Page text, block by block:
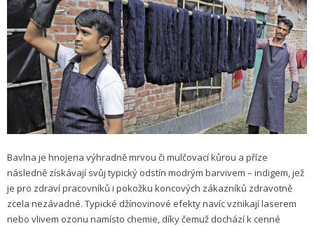
Bavlna je hnojena výhradně mrvou či mulčovací kůrou a příze
následně získávají svůj typický odstín modrým barvivem – indigem, jež
je pro zdraví pracovníků i pokožku koncových zákazníků zdravotně
zcela nezávadné. Typické džínovinové efekty navíc vznikají laserem
nebo vlivem ozonu namísto chemie, díky čemuž dochází k cenné